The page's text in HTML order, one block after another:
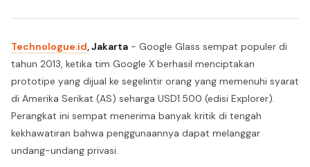
Technologue.id, Jakarta - Google Glass sempat populer di
tahun 2013, ketika tim Google X berhasil menciptakan
prototipe yang dijual ke segelintir orang yang memenuhi syarat
di Amerika Serikat (AS) seharga USD1.500 (edisi Explorer).
Perangkat ini sempat menerima banyak kritik di tengah
kekhawatiran bahwa penggunaannya dapat melanggar
undang-undang privasi.